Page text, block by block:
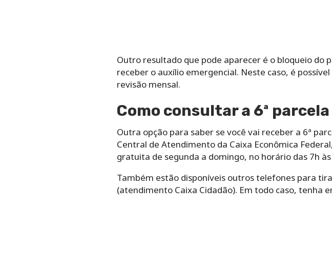
Outro resultado que pode aparecer é o bloqueio do
receber o auxílio emergencial. Neste caso, é
revisão mensal.
Como consultar a 6ª
Outra opção para saber se você vai receber a 6ª
Central de Atendimento da Caixa Econômica
gratuita de segunda a domingo, no horário das 7h
Também estão disponíveis outros telefones para
(atendimento Caixa Cidadão). Em todo caso, tenha